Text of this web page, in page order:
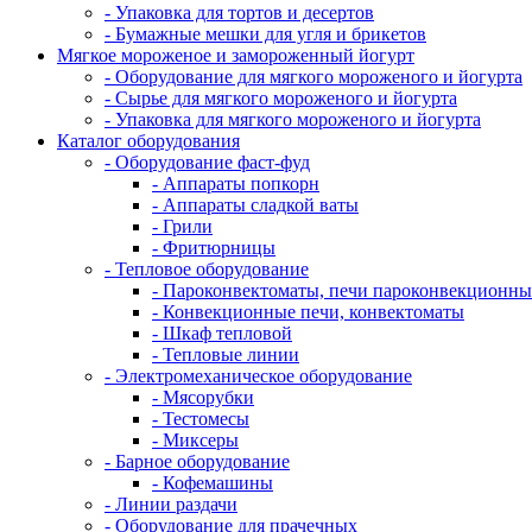
- Упаковка для тортов и десертов
- Бумажные мешки для угля и брикетов
Мягкое мороженое и замороженный йогурт
- Оборудование для мягкого мороженого и йогурта
- Сырье для мягкого мороженого и йогурта
- Упаковка для мягкого мороженого и йогурта
Каталог оборудования
- Оборудование фаст-фуд
- Аппараты попкорн
- Аппараты сладкой ваты
- Грили
- Фритюрницы
- Тепловое оборудование
- Пароконвектоматы, печи
- Конвекционные печи, конвектоматы
- Шкаф тепловой
- Тепловые линии
- Электромеханическое оборудование
- Мясорубки
- Тестомесы
- Миксеры
- Барное оборудование
- Кофемашины
- Линии раздачи
- Оборудование для прачечных